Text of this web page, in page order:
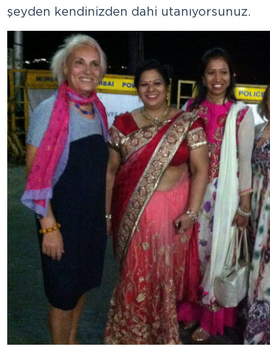
şeyden kendinizden dahi utanıyorsunuz.